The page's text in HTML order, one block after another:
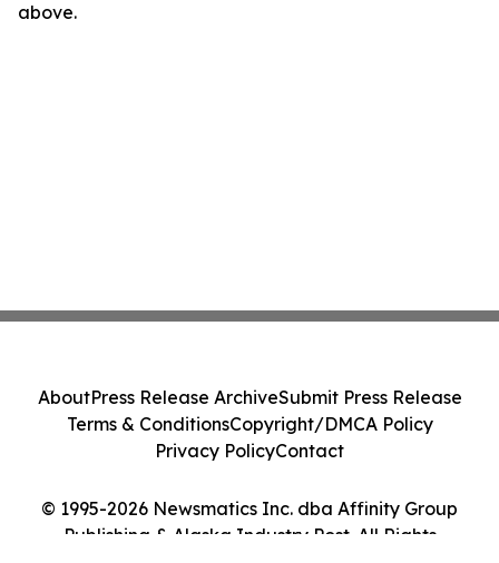
above.
© 1995-2026 Newsmatics Inc. dba Affinity Group
Publishing & Alaska Industry Post. All Rights
AboutPress Release ArchiveSubmit Press Release
Terms & ConditionsCopyright/DMCA Policy
Privacy PolicyContact